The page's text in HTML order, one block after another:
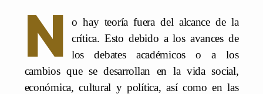
N
o hay teoría fuera del alcance de la
crítica. Esto debido a los avances de
los debates académicos o a los
cambios que se desarrollan en la vida social,
económica, cultural y política, así como en las